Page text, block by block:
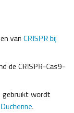
van CRISPR bij
de CRISPR-Cas9-
gebruikt wordt
.